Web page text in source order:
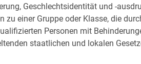
Geschlechtsidentität und -
einer Gruppe oder Klasse, die
Personen mit
staatlichen und lokalen